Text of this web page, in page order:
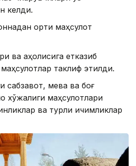
келди.
ортиқ маҳсулот
ва аҳолисига етказиб
таклиф этилди.
сабзавот, мева ва боғ
хўжалиги маҳсулотлари
ва турли ичимликлар